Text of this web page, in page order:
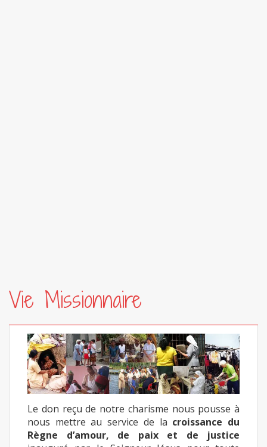
Vie Missionnaire
Le don reçu de notre charisme nous pousse à
nous mettre au service de la croissance du
Règne d’amour, de paix et de justice